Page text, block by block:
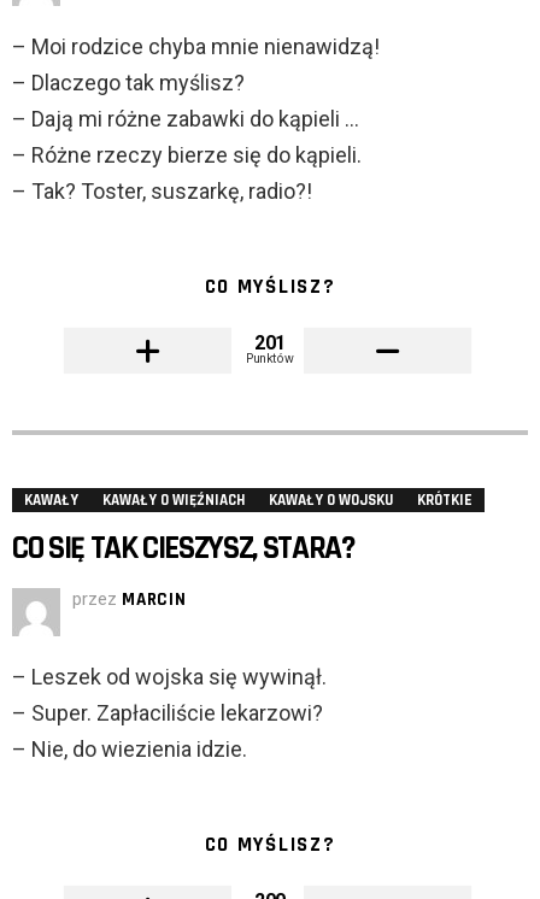
– Moi rodzice chyba mnie nienawidzą!
– Dlaczego tak myślisz?
– Dają mi różne zabawki do kąpieli …
– Różne rzeczy bierze się do kąpieli.
– Tak? Toster, suszarkę, radio?!
CO MYŚLISZ?
201
Punktów
KAWAŁY KAWAŁY O WIĘŹNIACH KAWAŁY O WOJSKU KRÓTKIE
CO SIĘ TAK CIESZYSZ, STARA?
przez MARCIN
– Leszek od wojska się wywinął.
– Super. Zapłaciliście lekarzowi?
– Nie, do wiezienia idzie.
CO MYŚLISZ?